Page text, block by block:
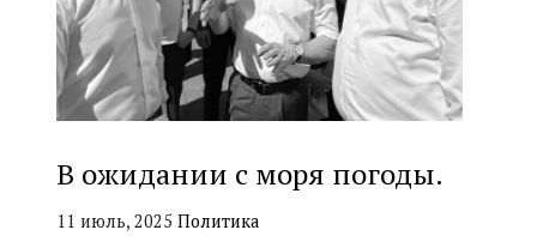
В ожидании с моря погоды.
11 июль, 2025 Политика